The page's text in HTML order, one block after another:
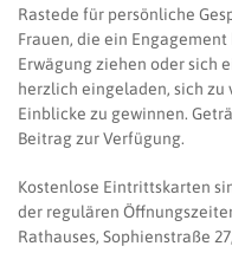
Rastede für persönliche
Frauen, die ein
Erwägung ziehen oder sich
herzlich eingeladen, sich zu
Einblicke zu gewinnen.
Beitrag zur Verfügung.
Kostenlose Eintrittskarten
der regulären
Rathauses, Sophienstraße